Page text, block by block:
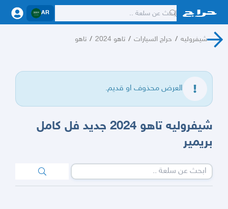
AR
شيفروليه / حراج السيارات / تاهو 2024 / تاهو
العرض محذوف او قديم.
شيفروليه تاهو 2024 جديد فل كامل
بريمير